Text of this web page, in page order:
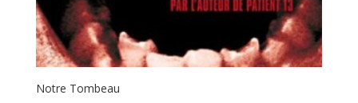
Notre Tombeau